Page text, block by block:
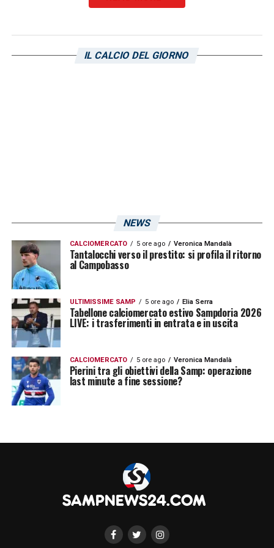
magnifica vittoria agli Europei del 2021.
LA PLAYLIST DELLE NOSTRE TOP NEWS
IL CALCIO DEL GIORNO
NEWS
CALCIOMERCATO 5 ore ago Veronica Mandalà
Tantalocchi verso il prestito: si profila il ritorno
al Campobasso
ULTIMISSIME SAMP 5 ore ago Elia Serra
Tabellone calciomercato estivo Sampdoria 2026
LIVE: i trasferimenti in entrata e in uscita
CALCIOMERCATO 5 ore ago Veronica Mandalà
Pierini tra gli obiettivi della Samp: operazione
last minute a fine sessione?